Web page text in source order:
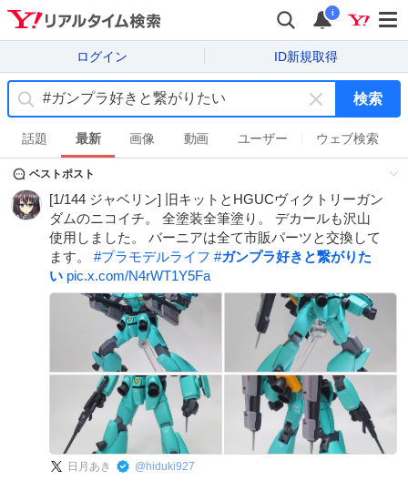
i
ログイン ID新規取得
キ
ー
ワ
ド
を
消
す
検索
話題 最新 画像 動画 ユーザー ウェブ検索
ベストポスト
[1/144 ジャベリン] 旧キットとHGUCヴィクトリーガン
ダムのニコイチ。 全塗装全筆塗り。 デカールも沢山
使用しました。 バーニアは全て市販パーツと交換して
ます。 #プラモデルライフ #ガンプラ好きと繋がりた
い pic.x.com/N4rWT1Y5Fa
日月あき @ hiduki927